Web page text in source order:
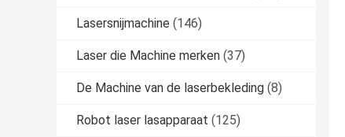
Lasersnijmachine (146)
Laser die Machine merken (37)
De Machine van de laserbekleding (8)
Robot laser lasapparaat (125)